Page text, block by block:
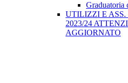
Graduatoria
UTILIZZI E ASS.
2023/24
AGGIORNATO